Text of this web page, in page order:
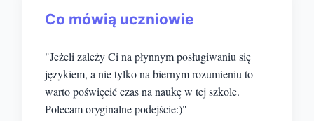
Co mówią uczniowie
"Jeżeli zależy Ci na płynnym posługiwaniu się
językiem, a nie tylko na biernym rozumieniu to
warto poświęcić czas na naukę w tej szkole.
Polecam oryginalne podejście:)"